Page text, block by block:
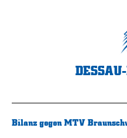
Bilanz gegen MTV